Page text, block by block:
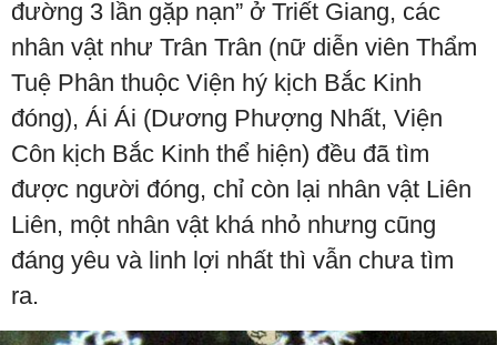
đường 3 lần gặp nạn” ở Triết Giang, các
nhân vật như Trân Trân (nữ diễn viên Thẩm
Tuệ Phân thuộc Viện hý kịch Bắc Kinh
đóng), Ái Ái (Dương Phượng Nhất, Viện
Côn kịch Bắc Kinh thể hiện) đều đã tìm
được người đóng, chỉ còn lại nhân vật Liên
Liên, một nhân vật khá nhỏ nhưng cũng
đáng yêu và linh lợi nhất thì vẫn chưa tìm
ra.